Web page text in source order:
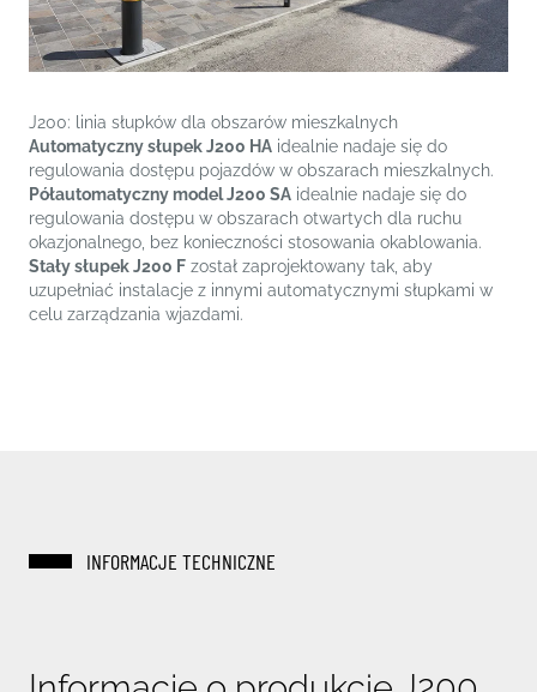
J200: linia słupków dla obszarów mieszkalnych
Automatyczny słupek J200 HA idealnie nadaje się do
regulowania dostępu pojazdów w obszarach mieszkalnych.
Półautomatyczny model J200 SA idealnie nadaje się do
regulowania dostępu w obszarach otwartych dla ruchu
okazjonalnego, bez konieczności stosowania okablowania.
Stały słupek J200 F został zaprojektowany tak, aby
uzupełniać instalacje z innymi automatycznymi słupkami w
celu zarządzania wjazdami.
INFORMACJE TECHNICZNE